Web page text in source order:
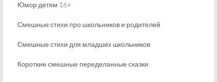
Юмор детям 16+
Смешные стихи про школьников и родителей
Смешные стихи для младших школьников
Короткие смешные переделанные сказки